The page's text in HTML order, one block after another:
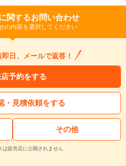
関するお問い合わせ
の内容を選択してください
日、メールで返答！
予約をする
・見積依頼をする
その他
販売店に公開されません